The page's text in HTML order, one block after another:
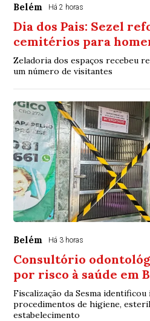
Belém Há 2 horas
Dia dos Pais: Sezel
cemitérios para
Zeladoria dos espaços recebeu
um número de visitantes
Belém Há 3 horas
Consultório
por risco à saúde em
Fiscalização da Sesma
procedimentos de higiene,
estabelecimento